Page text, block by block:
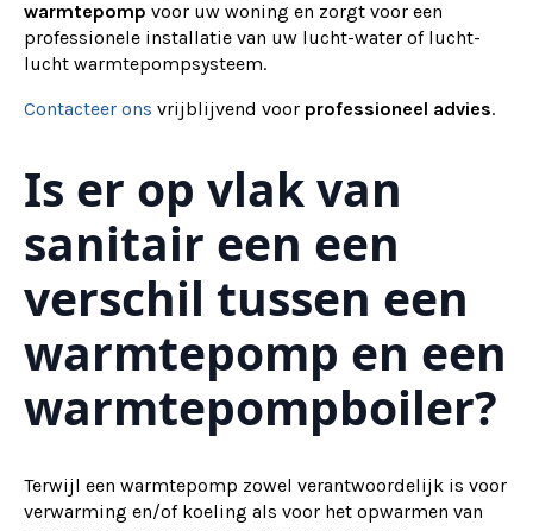
warmtepomp voor uw woning en zorgt voor een
professionele installatie van uw lucht-water of lucht-
lucht warmtepompsysteem.
Contacteer ons vrijblijvend voor professioneel advies.
Is er op vlak van
sanitair een een
verschil tussen een
warmtepomp en een
warmtepompboiler?
Terwijl een warmtepomp zowel verantwoordelijk is voor
verwarming en/of koeling als voor het opwarmen van